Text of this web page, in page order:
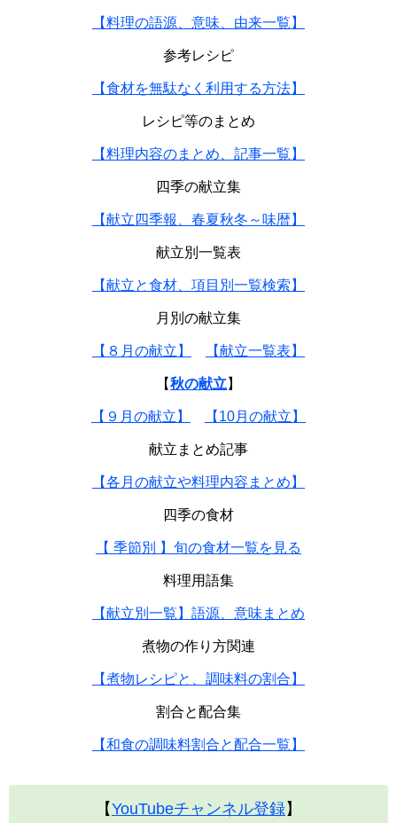
【料理の語源、意味、由来一覧】
参考レシピ
【食材を無駄なく利用する方法】
レシピ等のまとめ
【料理内容のまとめ、記事一覧】
四季の献立集
【献立四季報、春夏秋冬～味暦】
献立別一覧表
【献立と食材、項目別一覧検索】
月別の献立集
【８月の献立】 【献立一覧表】
【秋の献立 】
【９月の献立】 【10月の献立】
献立まとめ記事
【各月の献立や料理内容まとめ】
四季の食材
【 季節別 】旬の食材一覧を見る
料理用語集
【献立別一覧】語源、意味まとめ
煮物の作り方関連
【煮物レシピと、調味料の割合】
割合と配合集
【和食の調味料割合と配合一覧】
【YouTubeチャンネル登録】